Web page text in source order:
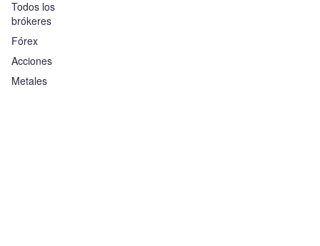
Todos los
brókeres
Fórex
Acciones
Metales